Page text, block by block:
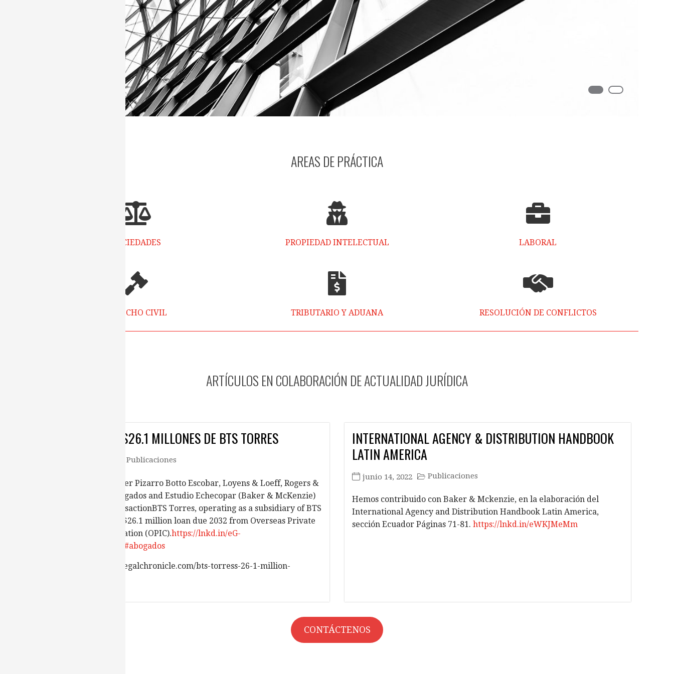
AREAS DE PRÁCTICA
SOCIEDADES
DERECHO CIVIL
PROPIEDAD INTELECTUAL
TRIBUTARIO Y ADUANA
LABORAL
RESOLUCIÓN DE CONFLICTOS
ARTÍCULOS EN COLABORACIÓN DE ACTUALIDAD JURÍDICA
PRÉSTAMO DE $26.1 MILLONES DE BTS TORRES
Publicaciones
DLA Piper, DLA Piper Pizarro Botto Escobar, Loyens & Loeff, Rogers &
Hardin, Forum Abogados and Estudio Echecopar (Baker & McKenzie)
advised on the transactionBTS Torres, operating as a subsidiary of BTS
Towers, secured a $26.1 million loan due 2032 from Overseas Private
Investment Corporation (OPIC).https://lnkd.in/eG-
#abogados
https://globallegalchronicle.com/bts-torress-26-1-million-
INTERNATIONAL AGENCY & DISTRIBUTION HANDBOOK
LATIN AMERICA
junio 14, 2022 Publicaciones
Hemos contribuido con Baker & Mckenzie, en la elaboración del
International Agency and Distribution Handbook Latin America,
sección Ecuador Páginas 71-81. https://lnkd.in/eWKJMeMm
CONTÁCTENOS